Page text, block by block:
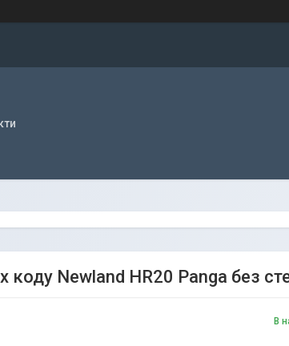
коду Newland HR20 Panga без
В